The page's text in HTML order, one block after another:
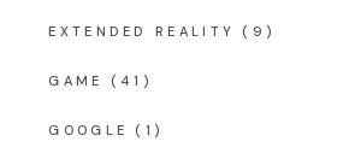
EXTENDED REALITY (9)
GAME (41)
GOOGLE (1)